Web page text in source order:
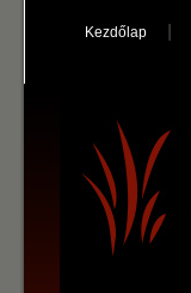
Kezdőlap